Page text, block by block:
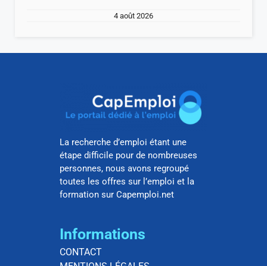
4 août 2026
La recherche d’emploi étant une
étape difficile pour de nombreuses
personnes, nous avons regroupé
toutes les offres sur l’emploi et la
formation sur Capemploi.net
Informations
CONTACT